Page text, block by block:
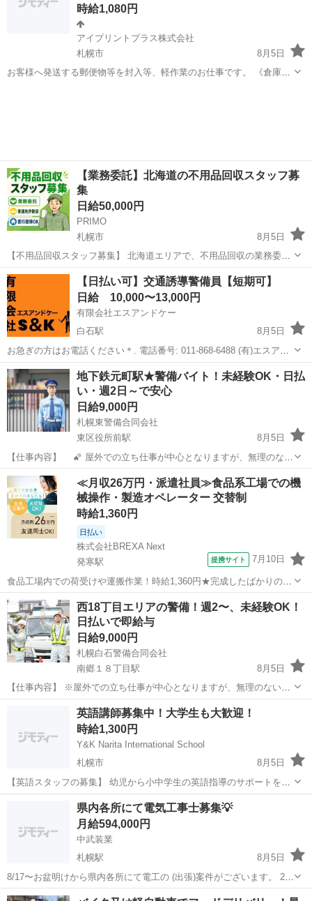
時給1,080円
アイプリントプラス株式会社
札幌市
8月5日
お客様へ発送する郵便物等を封入等、軽作業のお仕事です。 《倉庫管
【業務委託】北海道の不用品回収スタッフ募
集
日給50,000円
PRIMO
札幌市
8月5日
【不用品回収スタッフ募集】 北海道エリアで、不用品回収の業務委託
スタッフを募集しています。 【仕事内容】 ・依頼先での家具や家電な
どの搬出補助 ・回収品の積み込みと運搬 ・作業前後の確認と簡単な清
掃 ・作...
北海道 札幌市 建築 スタッフ
【日払い可】交通誘導警備員【短期可】
日給 10,000〜13,000円
有限会社エスアンドケー
白石駅
8月5日
お急ぎの方はお電話ください＊. 電話番号: 011-868-6488 (有)エスアン
ドケー ※営業時間9:00〜18:00(月〜土) ■メッセージからご応募される
際には ①お住まい/ ②ご年齢/ ③電話番号/ ...
北海道 札幌市 白石駅 警備員 スタッフ
地下鉄元町駅★警備バイト！未経験OK・日払
い・週2日～で安心
日給9,000円
札幌東警備合同会社
東区役所前駅
8月5日
【仕事内容】 🌠 屋外での立ち仕事が中心となりますが、無理のない
配置・こまめな休憩を徹底しています。 札幌東警備合同会社は、東
区・北区を拠点とする地域密着型の警備会社です。 現在、地下鉄元町
駅周辺でも多くの方が活...
北海道 札幌市 東区役所前駅 その他 スタッフ
≪月収26万円・派遣社員≫食品系工場での機
械操作・製造オペレーター 交替制
時給1,360円
日払い
株式会社BREXA Next
発寒駅
提携サイト 7月10日
食品工場内での荷受けや運搬作業！時給1,360円★完成したばかりの新
しい工場での勤務◎空調完備で1年中快適作業★日払い制度あり！マイ
カー通勤可！工場敷地内無料駐車場あり！休出ほぼなし！《北海道札
幌市手稲区》 人気の工場のお...
北海道 札幌市 発寒駅 その他
西18丁目エリアの警備！週2〜、未経験OK！
日払いで即給与
日給9,000円
札幌白石警備合同会社
南郷１８丁目駅
8月5日
【仕事内容】 ※屋外での立ち仕事が中心となりますが、無理のない配
置・こまめな休憩を徹底しています。 🌠 自分らしく、元気に働く！
札幌白石警備合同会社は、白石区や厚別区、そして東西線沿線を中心
に地域を守る警備会社で...
札幌市 南郷１８丁目駅 その他 スタッフ
英語講師募集中！大学生も大歓迎！
時給1,300円
Y&K Narita International School
札幌市
8月5日
【英語スタッフの募集】 幼児から小中学生の英語指導のサポートをし
て頂きます。 外国人先生のレッスンのアシスタント、子どもへの英会
話指導、文法指導などが主な仕事です。 教材作成などの簡単な事務の
仕事もあります。 【初心者で...
札幌市 塾講師 スタッフ
県内各所にて電気工事士募集💡
月給594,000円
中武装業
札幌駅
8月5日
8/17〜お盆明けから県内各所にて電工の (出張)案件がございます。 2種
持ち 単価 ¥25,000〜 手元 単価¥23,000〜 8月末迄は上記金額です
北海道 札幌市 札幌駅 建築